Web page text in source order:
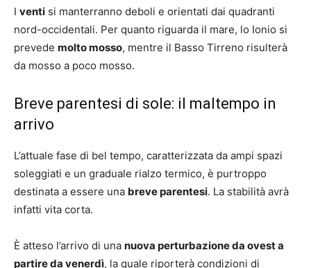
I venti si manterranno deboli e orientati dai quadranti
nord-occidentali. Per quanto riguarda il mare, lo Ionio si
prevede molto mosso, mentre il Basso Tirreno risulterà
da mosso a poco mosso.
Breve parentesi di sole: il maltempo in
arrivo
L’attuale fase di bel tempo, caratterizzata da ampi spazi
soleggiati e un graduale rialzo termico, è purtroppo
destinata a essere una breve parentesi. La stabilità avrà
infatti vita corta.
È atteso l’arrivo di una nuova perturbazione da ovest a
partire da venerdì, la quale riporterà condizioni di